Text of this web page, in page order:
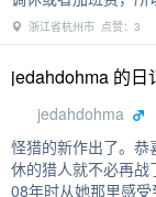
浙江省杭州市 点赞：3
jedahdohma 的日
jedahdohma
怪猎的新作出了。恭
休的猎人就不必再战
08年时从她那里感